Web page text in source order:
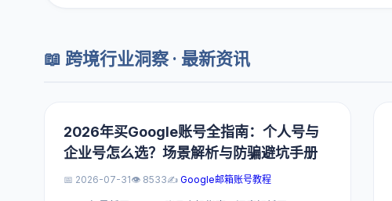
📖 跨境行业洞察 · 最新资讯
2026年买Google账号全指南：个人号与
企业号怎么选？场景解析与防骗避坑手册
📅 2026-07-31👁️ 8533✍️ Google邮箱账号教程